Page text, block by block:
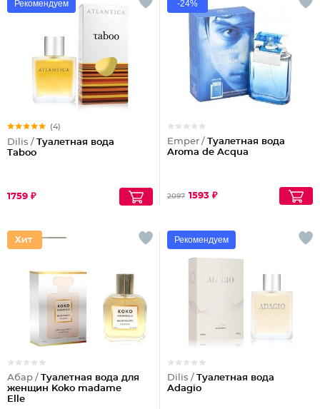
Рекомендуем
(4)
Dilis / Туалетная вода
Taboo
1759 ₽
-24%
Emper / Туалетная вода
Aroma de Acqua
2097 1593 ₽
Абар / Туалетная вода для
женщин Koko madame
Elle
Рекомендуем
Dilis / Туалетная вода
Adagio